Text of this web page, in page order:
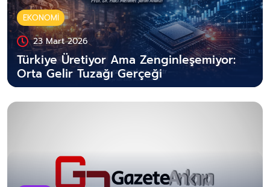
EKONOMİ
23 Mart 2026
Türkiye Üretiyor Ama Zenginleşemiyor:
Orta Gelir Tuzağı Gerçeği